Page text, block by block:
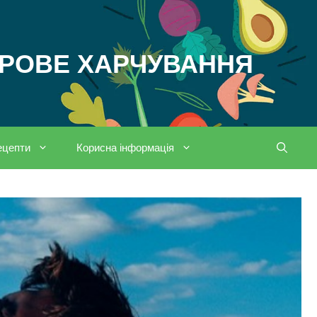
ХАРЧУВАННЯ
Корисна інформація